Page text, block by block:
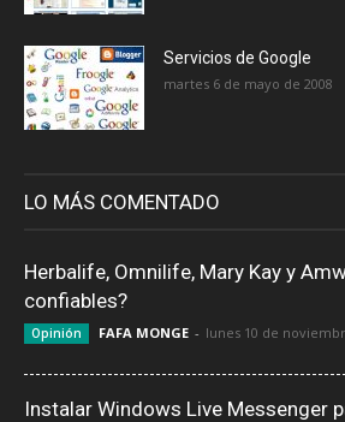
Servicios de Google
martes 6 de mayo de 2008
LO MÁS COMENTADO
Herbalife, Omnilife, Mary Kay y
confiables?
Opinión FAFA MONGE - lunes 10 de
Instalar Windows Live Messenger